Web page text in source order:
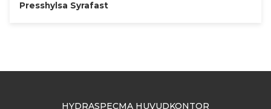
Presshylsa Syrafast
HYDRASPECMA HUVUDKONTOR